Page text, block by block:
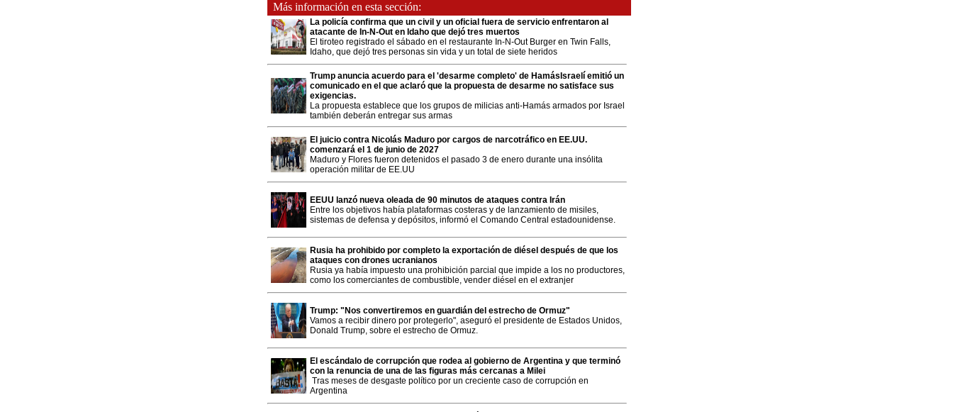
Más información en esta sección:
La policía confirma que un civil y un oficial fuera de servicio enfrentaron al
atacante de In-N-Out en Idaho que dejó tres muertos
El tiroteo registrado el sábado en el restaurante In-N-Out Burger en Twin Falls,
Idaho, que dejó tres personas sin vida y un total de siete heridos
Trump anuncia acuerdo para el 'desarme completo' de HamásIsraelí emitió un
comunicado en el que aclaró que la propuesta de desarme no satisface sus
exigencias.
La propuesta establece que los grupos de milicias anti-Hamás armados por Israel
también deberán entregar sus armas
El juicio contra Nicolás Maduro por cargos de narcotráfico en EE.UU.
comenzará el 1 de junio de 2027
Maduro y Flores fueron detenidos el pasado 3 de enero durante una insólita
operación militar de EE.UU
EEUU lanzó nueva oleada de 90 minutos de ataques contra Irán
Entre los objetivos había plataformas costeras y de lanzamiento de misiles,
sistemas de defensa y depósitos, informó el Comando Central estadounidense.
Rusia ha prohibido por completo la exportación de diésel después de que los
ataques con drones ucranianos
Rusia ya había impuesto una prohibición parcial que impide a los no productores,
como los comerciantes de combustible, vender diésel en el extranjer
Trump: "Nos convertiremos en guardián del estrecho de Ormuz"
Vamos a recibir dinero por protegerlo", aseguró el presidente de Estados Unidos,
Donald Trump, sobre el estrecho de Ormuz.
El escándalo de corrupción que rodea al gobierno de Argentina y que terminó
con la renuncia de una de las figuras más cercanas a Milei
Tras meses de desgaste político por un creciente caso de corrupción en
Argentina